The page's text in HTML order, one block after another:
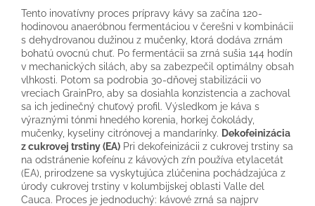
Tento inovatívny proces prípravy kávy sa začína 120-
hodinovou anaeróbnou fermentáciou v čerešni v kombinácii
s dehydrovanou dužinou z mučenky, ktorá dodáva zrnám
bohatú ovocnú chuť. Po fermentácii sa zrná sušia 144 hodín
v mechanických silách, aby sa zabezpečil optimálny obsah
vlhkosti. Potom sa podrobia 30-dňovej stabilizácii vo
vreciach GrainPro, aby sa dosiahla konzistencia a zachoval
sa ich jedinečný chuťový profil. Výsledkom je káva s
výraznými tónmi hnedého korenia, horkej čokolády,
mučenky, kyseliny citrónovej a mandarínky. Dekofeinizácia
z cukrovej trstiny (EA) Pri dekofeinizácii z cukrovej trstiny sa
na odstránenie kofeínu z kávových zŕn používa etylacetát
(EA), prirodzene sa vyskytujúca zlúčenina pochádzajúca z
úrody cukrovej trstiny v kolumbijskej oblasti Valle del
Cauca. Proces je jednoduchý: kávové zrná sa najprv